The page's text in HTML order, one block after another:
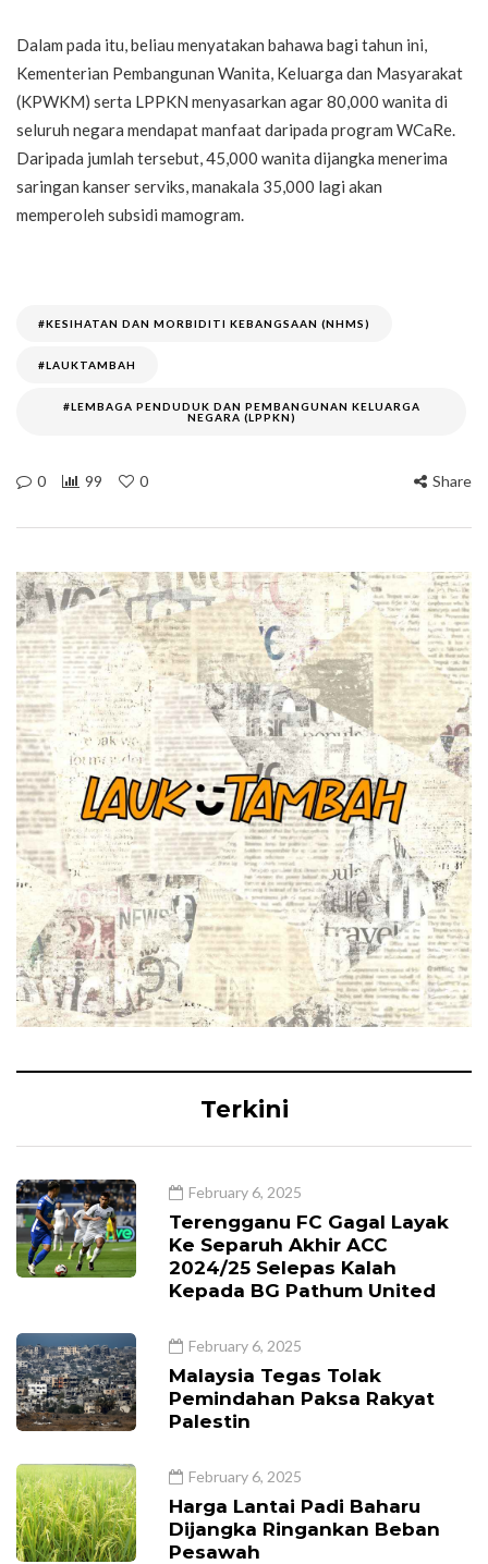
Dalam pada itu, beliau menyatakan bahawa bagi tahun ini,
Kementerian Pembangunan Wanita, Keluarga dan Masyarakat
(KPWKM) serta LPPKN menyasarkan agar 80,000 wanita di
seluruh negara mendapat manfaat daripada program WCaRe.
Daripada jumlah tersebut, 45,000 wanita dijangka menerima
saringan kanser serviks, manakala 35,000 lagi akan
memperoleh subsidi mamogram.
#KESIHATAN DAN MORBIDITI KEBANGSAAN (NHMS)
#LAUKTAMBAH
#LEMBAGA PENDUDUK DAN PEMBANGUNAN KELUARGA
NEGARA (LPPKN)
0 99 0 Share
Terkini
February 6, 2025
Terengganu FC Gagal Layak
Ke Separuh Akhir ACC
2024/25 Selepas Kalah
Kepada BG Pathum United
February 6, 2025
Malaysia Tegas Tolak
Pemindahan Paksa Rakyat
Palestin
February 6, 2025
Harga Lantai Padi Baharu
Dijangka Ringankan Beban
Pesawah